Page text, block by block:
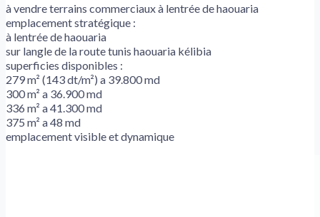
à vendre terrains commerciaux à lentrée de haouaria
emplacement stratégique :
à lentrée de haouaria
sur langle de la route tunis haouaria kélibia
superficies disponibles :
279 m² (143 dt/m²) a 39.800 md
300 m² a 36.900 md
336 m² a 41.300 md
375 m² a 48 md
emplacement visible et dynamique